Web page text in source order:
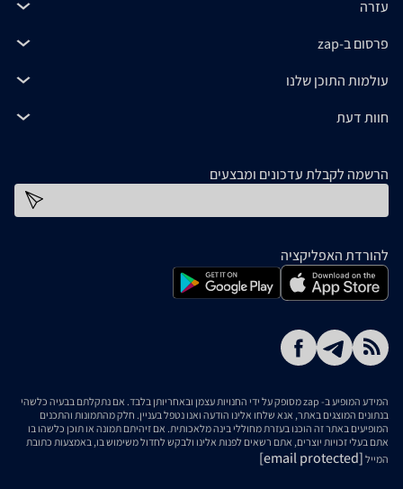
עזרה
פרסום ב-zap
עולמות התוכן שלנו
חוות דעת
הרשמה לקבלת עדכונים ומבצעים
להורדת האפליקציה
המידע המופיע ב- zap מסופק על ידי החנויות עצמן ובאחריותן בלבד. אם נתקלתם בבעיה כלשהי
בנתונים המוצגים באתר, אנא שלחו אלינו הודעה ואנו נטפל בעניין. חלק מהתמונות והתכנים
המופיעים באתר זה הוכנו בעזרת מחוללי בינה מלאכותית. אם זיהיתם תמונה או תוכן כלשהו בו
אתם בעלי זכויות יוצרים, אתם רשאים לפנות אלינו ולבקש לחדול משימוש בו, באמצעות כתובת
המייל [email protected]